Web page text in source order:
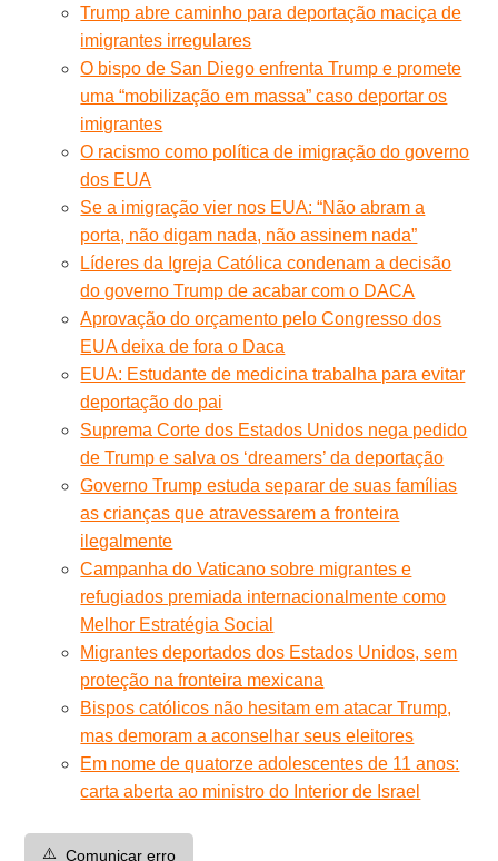
Trump abre caminho para deportação maciça de
imigrantes irregulares
O bispo de San Diego enfrenta Trump e promete
uma “mobilização em massa” caso deportar os
imigrantes
O racismo como política de imigração do governo
dos EUA
Se a imigração vier nos EUA: “Não abram a
porta, não digam nada, não assinem nada”
Líderes da Igreja Católica condenam a decisão
do governo Trump de acabar com o DACA
Aprovação do orçamento pelo Congresso dos
EUA deixa de fora o Daca
EUA: Estudante de medicina trabalha para evitar
deportação do pai
Suprema Corte dos Estados Unidos nega pedido
de Trump e salva os ‘dreamers’ da deportação
Governo Trump estuda separar de suas famílias
as crianças que atravessarem a fronteira
ilegalmente
Campanha do Vaticano sobre migrantes e
refugiados premiada internacionalmente como
Melhor Estratégia Social
Migrantes deportados dos Estados Unidos, sem
proteção na fronteira mexicana
Bispos católicos não hesitam em atacar Trump,
mas demoram a aconselhar seus eleitores
Em nome de quatorze adolescentes de 11 anos:
carta aberta ao ministro do Interior de Israel
⚠️ Comunicar erro